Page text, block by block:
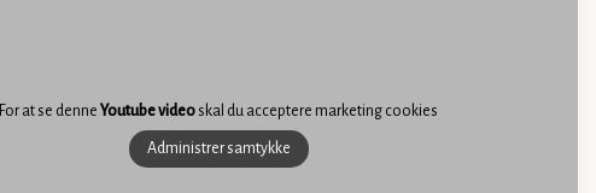
For at se denneYoutube video skal du acceptere marketing cookies
Administrer samtykke